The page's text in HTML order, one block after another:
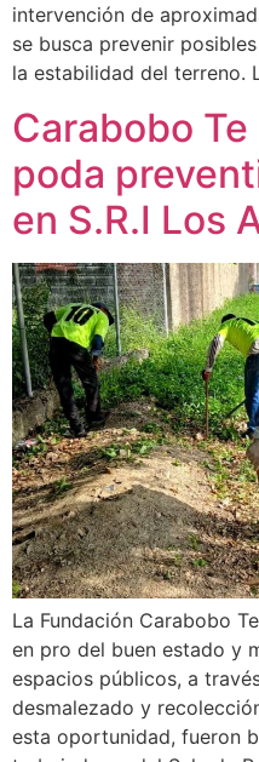
intervención de
se busca prevenir
la estabilidad del terreno.
Carabobo
poda
en S.R.I Los
La Fundación Carabobo
en pro del buen estado y
espacios públicos, a
desmalezado y
esta oportunidad, fueron